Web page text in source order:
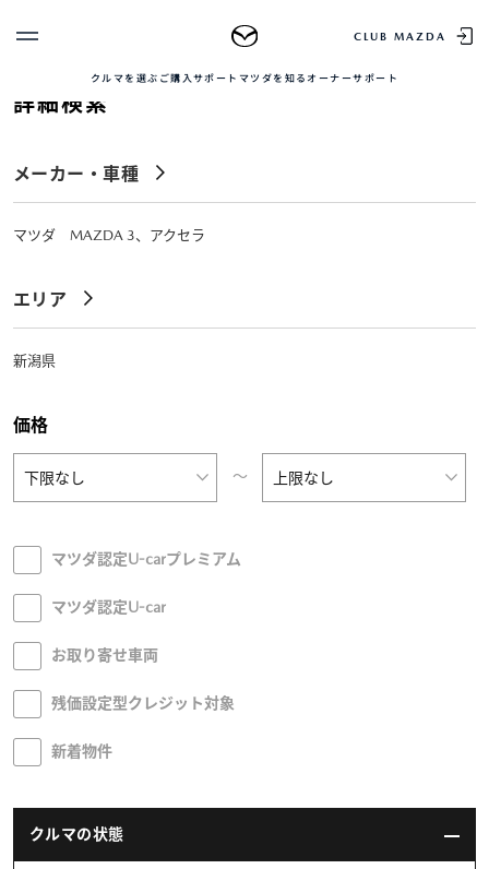
CLUB MAZDA
クルマを選ぶ ご購入サポート マツダを知る オーナーサポート
クルマを選ぶ
MAZDAのSUV比較
クルマ購入ガイド
カンタン見積り
試乗車検索
マツダを知る
オーナーサポート
リコール情報
お問合せ/FAQ
ニュースルーム
企業・IR・採用
CLUB MAZDAとは
ゲスト 様
MYページTOP
QRコード
お知らせ配信の登録・解除
ログアウト
詳細検索
メーカー・車種
マツダ MAZDA 3、アクセラ
エリア
新潟県
価格
〜
マツダ認定U-carプレミアム
マツダ認定U-car
お取り寄せ車両
残価設定型クレジット対象
新着物件
クルマの状態